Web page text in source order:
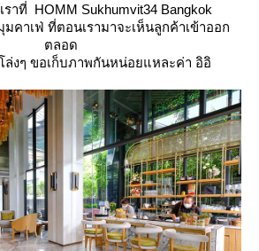
ราที่ HOMM Sukhumvit34 Bangkok
คาเฟ่ ที่ตอนเรามาจะเห็นลูกค้าเข้าออก
ตลอด
งๆ ขอเก็บภาพกันหน่อยแหละค่า อิอิ